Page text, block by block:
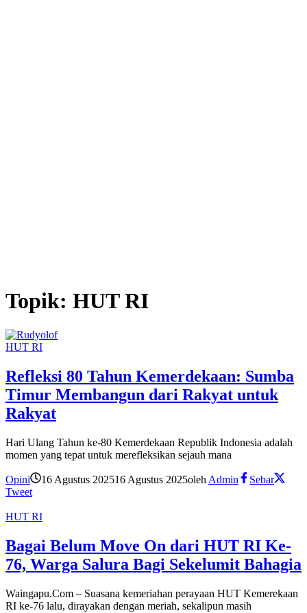
Topik: HUT RI
HUT RI
Refleksi 80 Tahun Kemerdekaan: Sumba
Timur Membangun dari Rakyat untuk
Rakyat
Hari Ulang Tahun ke-80 Kemerdekaan Republik Indonesia adalah
momen yang tepat untuk merefleksikan sejauh mana
Opini 16 Agustus 202516 Agustus 2025oleh Admin
Sebar
Tweet
HUT RI
Bagai Belum Move On dari HUT RI Ke-
76, Warga Salura Bagi Sekelumit Bahagia
Waingapu.Com – Suasana kemeriahan perayaan HUT Kemerekaan
RI ke-76 lalu, dirayakan dengan meriah, sekalipun masih